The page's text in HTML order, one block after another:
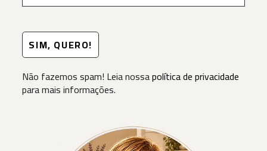
Não fazemos spam! Leia nossapolítica de privacidade
para mais informações.